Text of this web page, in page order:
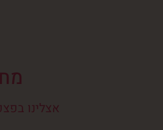
אצלינו